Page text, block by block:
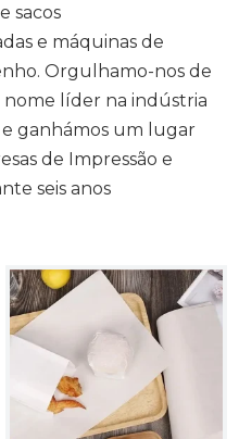
sacos
e máquinas de
Orgulhamo-nos de
líder na indústria
e ganhámos um lugar
de Impressão e
seis anos